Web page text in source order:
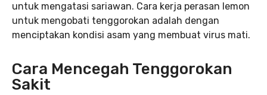
untuk mengatasi sariawan. Cara kerja perasan lemon
untuk mengobati tenggorokan adalah dengan
menciptakan kondisi asam yang membuat virus mati.
Cara Mencegah Tenggorokan
Sakit